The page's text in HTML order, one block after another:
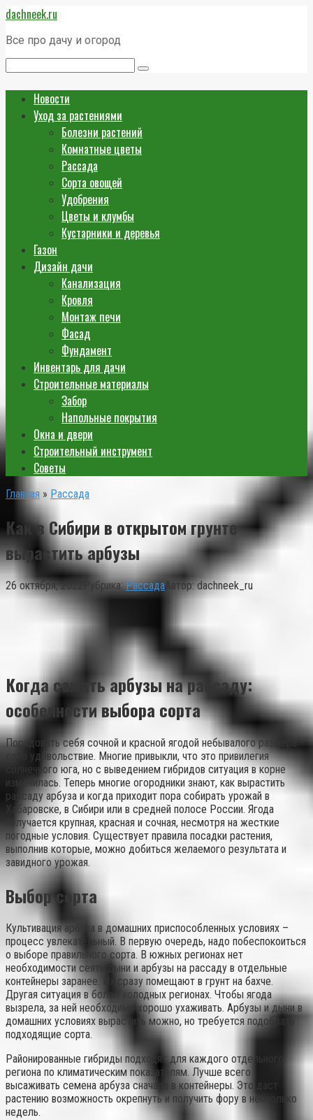
Перейти
к
контенту
dachneek.ru
Все про дачу и огород
Новости
Уход за растениями
Болезни растений
Комнатные цветы
Рассада
Сорта овощей
Удобрения
Цветы и клумбы
Кустарники и деревья
Газон
Дизайн дачи
Канализация
Кровля
Монтаж печи
Фасад
Фундамент
Инвентарь для дачи
Строительные материалы
Забор
Напольные покрытия
Окна и двери
Строительный инструмент
Советы
Главная » Рассада
Как в Сибири в открытом грунте
вырастить арбузы
26 октября, 2022 Рубрика: Рассада Автор: dachneek_ru
Когда сажать арбузы на рассаду:
особенности выбора сорта
Порадовать себя сочной и красной ягодой небывалого размера –
одно удовольствие. Многие привыкли, что это привилегия
солнечного юга, но с выведением гибридов ситуация в корне
изменилась. Теперь многие огородники знают, как вырастить
рассаду арбуза и когда приходит пора собирать урожай в
Хабаровске, в Сибири или в средней полосе России. Ягода
получается крупная, красная и сочная, несмотря на жесткие
погодные условия. Существует правила посадки растения,
выполнив которые, можно добиться желаемого результата и
завидного урожая.
Выбор сорта
Культивация арбуза в домашних приспособленных условиях –
процесс увлекательный. В первую очередь, надо побеспокоиться
о выборе правильного сорта. В южных регионах нет
необходимости сеять дыни и арбузы на рассаду в отдельные
контейнеры заранее. Их сразу помещают в грунт на бахче.
Другая ситуация в более холодных регионах. Чтобы ягода
вызрела, за ней необходимо хорошо ухаживать. Арбузы и дыни в
домашних условиях вырастить можно, но требуется подобрать
подходящие сорта.
Районированные гибриды подходят для каждого отдельного
региона по климатическим показателям. Лучше всего
высаживать семена арбуза сначала в контейнеры. Это даст
растению возможность окрепнуть и получить фору в несколько
недель.